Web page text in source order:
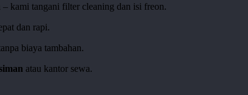
– kami tangani filter cleaning dan isi freon.
dan rapi.
biaya tambahan.
atau kantor sewa.